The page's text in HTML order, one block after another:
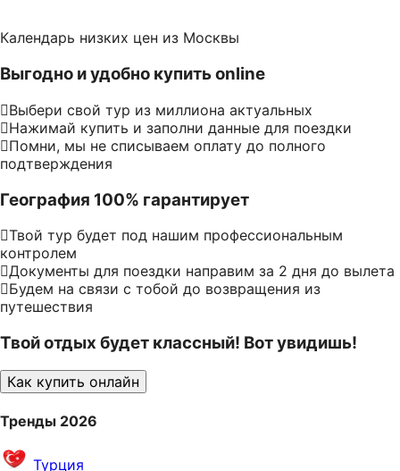
Календарь низких цен из Москвы
Выгодно и удобно купить online
Выбери свой тур из миллиона актуальных
Нажимай купить и заполни данные для поездки
Помни, мы не списываем оплату до полного
подтверждения
География 100% гарантирует
Твой тур будет под нашим профессиональным
контролем
Документы для поездки направим за 2 дня до вылета
Будем на связи с тобой до возвращения из
путешествия
Твой отдых будет классный! Вот увидишь!
Как купить онлайн
Тренды 2026
Турция